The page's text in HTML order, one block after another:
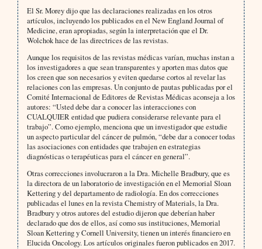
El Sr. Morey dijo que las declaraciones realizadas en los otros
artículos, incluyendo los publicados en el New England Journal of
Medicine, eran apropiadas, según la interpretación que el Dr.
Wolchok hace de las directrices de las revistas.
Aunque los requisitos de las revistas médicas varían, muchas instan a
los investigadores a que sean transparentes y aporten mas datos que
los creen que son necesarios y eviten quedarse cortos al revelar las
relaciones con las empresas. Un conjunto de pautas publicadas por el
Comité Internacional de Editores de Revistas Médicas aconseja a los
autores: “Usted debe dar a conocer las interacciones con
CUALQUIER entidad que pudiera considerarse relevante para el
trabajo”. Como ejemplo, menciona que un investigador que estudie
un aspecto particular del cáncer de pulmón, “debe dar a conocer todas
las asociaciones con entidades que trabajen en estrategias
diagnósticas o terapéuticas para el cáncer en general”.
Otras correcciones involucraron a la Dra. Michelle Bradbury, que es
la directora de un laboratorio de investigación en el Memorial Sloan
Kettering y del departamento de radiología. En dos correcciones
publicadas el lunes en la revista Chemistry of Materials, la Dra.
Bradbury y otros autores del estudio dijeron que deberían haber
declarado que dos de ellos, así como sus instituciones, Memorial
Sloan Kettering y Cornell University, tienen un interés financiero en
Elucida Oncology. Los artículos originales fueron publicados en 2017.